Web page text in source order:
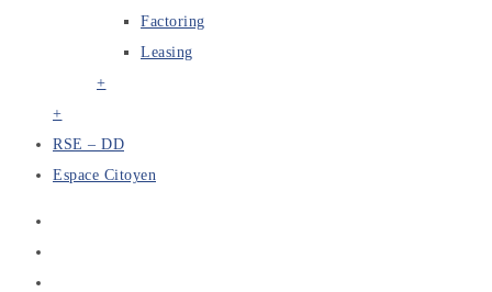
Factoring
Leasing
+
+
RSE – DD
Espace Citoyen